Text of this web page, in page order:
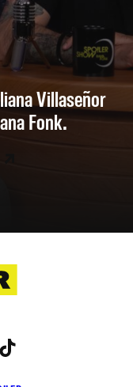
Villaseñor
Fonk.
YouTube